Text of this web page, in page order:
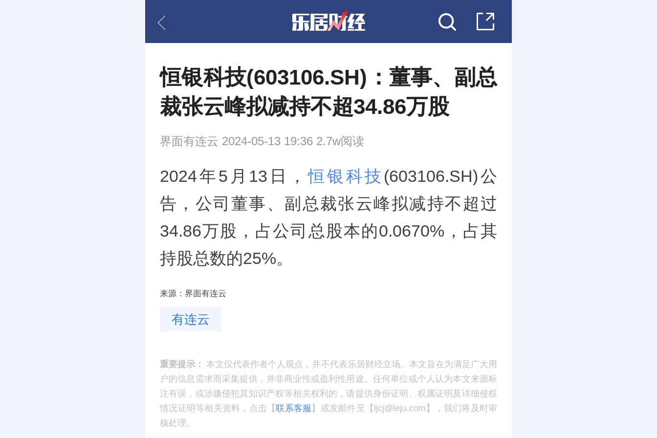
恒银科技(603106.SH)：董事、副总
裁张云峰拟减持不超34.86万股
界面有连云 2024-05-13 19:36 2.7w阅读
2024年5月13日，恒银科技 (603106.SH)公
告，公司董事、副总裁张云峰拟减持不超过
34.86万股，占公司总股本的0.0670%，占其
持股总数的25%。
来源：界面有连云
有连云
重要提示：
本文仅代表作者个人观点，并不代表乐居财经立场。本文旨在为满足广大用
户的信息需求而采集提供，并非商业性或盈利性用途。任何单位或个人认为本文来源标
注有误，或涉嫌侵犯其知识产权等相关权利的，请提供身份证明、权属证明及详细侵权
情况证明等相关资料，点击【联系客服 】或发邮件至【ljcj@leju.com】，我们将及时审
核处理。